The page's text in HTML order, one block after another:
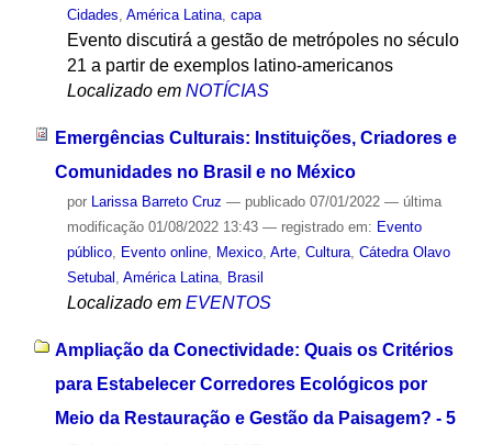
Cidades, América Latina, capa
Evento discutirá a gestão de metrópoles no século
21 a partir de exemplos latino-americanos
Localizado em NOTÍCIAS
Emergências Culturais: Instituições, Criadores e
Comunidades no Brasil e no México
por Larissa Barreto Cruz — publicado07/01/2022 — última
modificação01/08/2022 13:43 — registrado em: Evento
público, Evento online, Mexico, Arte, Cultura, Cátedra Olavo
Setubal , América Latina, Brasil
Localizado em EVENTOS
Ampliação da Conectividade: Quais os Critérios
para Estabelecer Corredores Ecológicos por
Meio da Restauração e Gestão da Paisagem? - 5